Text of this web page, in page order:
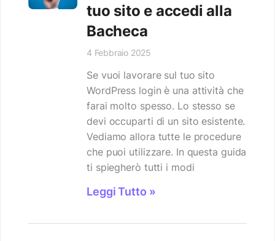
tuo sito e accedi alla
Bacheca
4 Febbraio 2025
Se vuoi lavorare sul tuo sito
WordPress login è una attività che
farai molto spesso. Lo stesso se
devi occuparti di un sito esistente.
Vediamo allora tutte le procedure
che puoi utilizzare. In questa guida
ti spiegherò tutti i modi
Leggi Tutto »